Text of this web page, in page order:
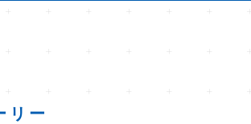
リー